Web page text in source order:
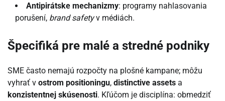
Antipirátske mechanizmy: programy nahlasovania
porušení, brand safetyv médiách.
Špecifiká pre malé a stredné podniky
SME často nemajú rozpočty na plošné kampane; môžu
vyhrať v ostrom positioningu, distinctive assets a
konzistentnej skúsenosti. Kľúčom je disciplína: obmedziť